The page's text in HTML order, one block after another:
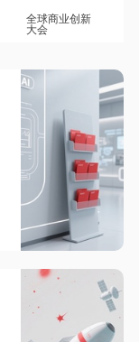
全球商业创新
大会